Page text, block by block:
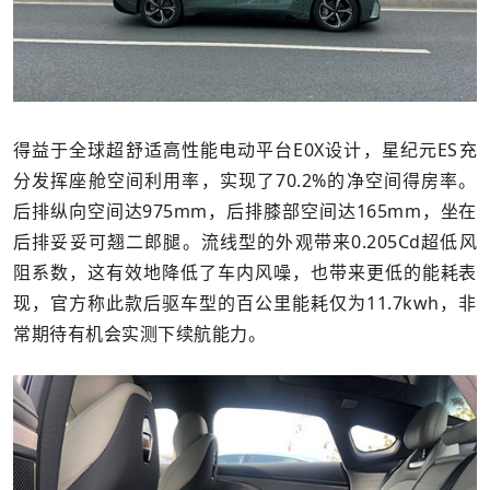
得益于全球超舒适高性能电动平台E0X设计，星纪元ES充
分发挥座舱空间利用率，实现了70.2%的净空间得房率。
后排纵向空间达975mm，后排膝部空间达165mm，坐在
后排妥妥可翘二郎腿。流线型的外观带来0.205Cd超低风
阻系数，这有效地降低了车内风噪，也带来更低的能耗表
现，官方称此款后驱车型的百公里能耗仅为11.7kwh，非
常期待有机会实测下续航能力。